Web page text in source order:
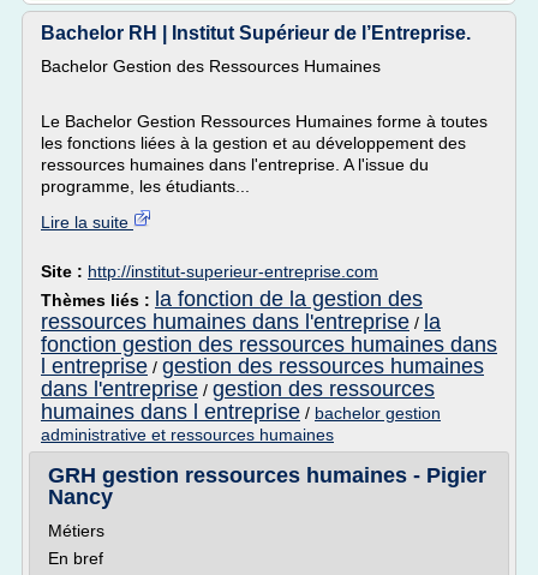
Bachelor RH | Institut Supérieur de l’Entreprise.
Bachelor Gestion des Ressources Humaines
Le Bachelor Gestion Ressources Humaines forme à toutes
les fonctions liées à la gestion et au développement des
ressources humaines dans l'entreprise. A l'issue du
programme, les étudiants...
Lire la suite
Site : http://institut-superieur-entreprise.com
Thèmes liés : la fonction de la gestion des
ressources humaines dans l'entreprise / la
fonction gestion des ressources humaines dans
l entreprise / gestion des ressources humaines
dans l'entreprise / gestion des ressources
humaines dans l entreprise / bachelor gestion
administrative et ressources humaines
GRH gestion ressources humaines - Pigier
Nancy
Métiers
En bref